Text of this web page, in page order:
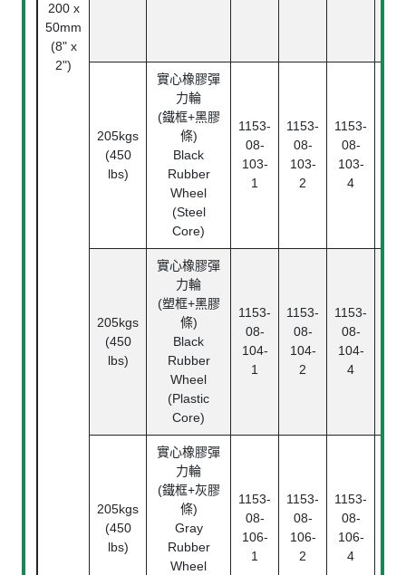
200 x
50mm
(8" x
2")
205kgs
(450
lbs)
實心橡膠彈
力輪
(鐵框+黑膠
條)
Black
Rubber
Wheel
(Steel
Core)
1153-
08-
103-
1
1153-
08-
103-
2
1153-
08-
103-
4
205kgs
(450
lbs)
實心橡膠彈
力輪
(塑框+黑膠
條)
Black
Rubber
Wheel
(Plastic
Core)
1153-
08-
104-
1
1153-
08-
104-
2
1153-
08-
104-
4
205kgs
(450
lbs)
實心橡膠彈
力輪
(鐵框+灰膠
條)
Gray
Rubber
Wheel
1153-
08-
106-
1
1153-
08-
106-
2
1153-
08-
106-
4